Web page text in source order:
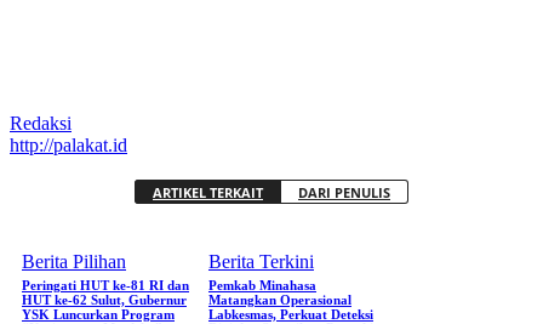
Redaksi
http://palakat.id
ARTIKEL TERKAIT DARI PENULIS
Berita Pilihan
Peringati HUT ke-81 RI dan
HUT ke-62 Sulut, Gubernur
YSK Luncurkan Program
Berita Terkini
Pemkab Minahasa
Matangkan Operasional
Labkesmas, Perkuat Deteksi